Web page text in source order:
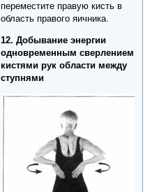
переместите правую кисть в
область правого яичника.
12. Добывание энергии
одновременным сверлением
кистями рук области между
ступнями